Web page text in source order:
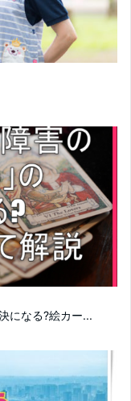
になる?絵カー...